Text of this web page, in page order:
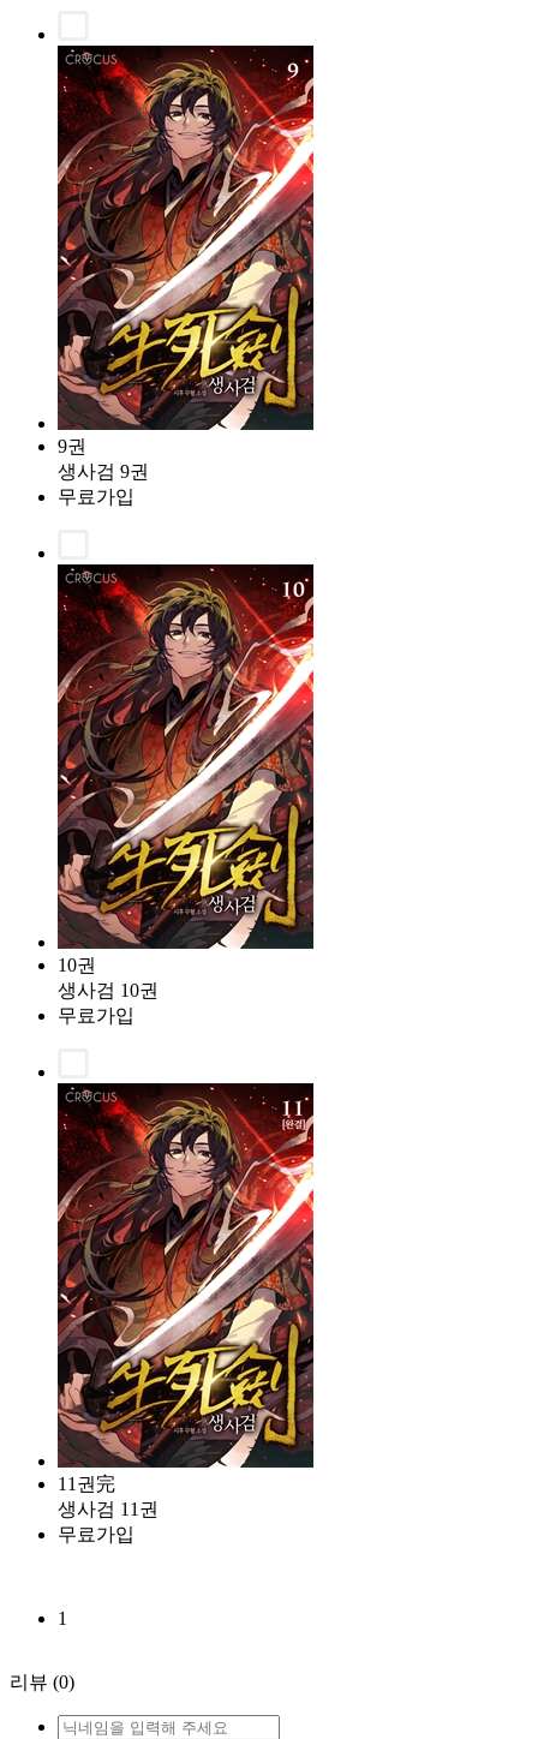
9권
생사검 9권
무료가입
10권
생사검 10권
무료가입
11권完
생사검 11권
무료가입
1
리뷰 (0)